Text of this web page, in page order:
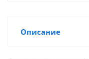
Описание